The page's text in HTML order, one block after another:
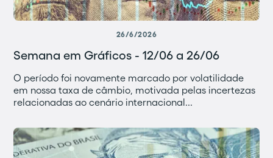
26/6/2026
Semana em Gráficos - 12/06 a 26/06
O período foi novamente marcado por volatilidade
em nossa taxa de câmbio, motivada pelas incertezas
relacionadas ao cenário internacional...